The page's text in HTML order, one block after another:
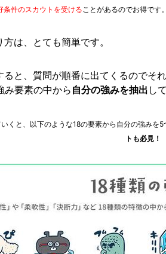
条件のスカウトを受ける ことがあるのでお得です
は、とても簡単です。
ると、質問が順番に出てくるのでそ
み要素の中から自分の強みを抽出 し
くと、以下のような18の要素から自分の強みを5
トも必見！